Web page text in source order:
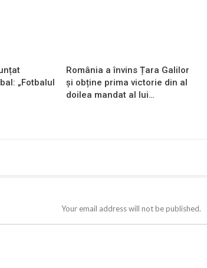
„Fotbalul
România a învins Țara Galilor
și obține prima victorie din al
doilea mandat al lui…
Your email address will not be published.